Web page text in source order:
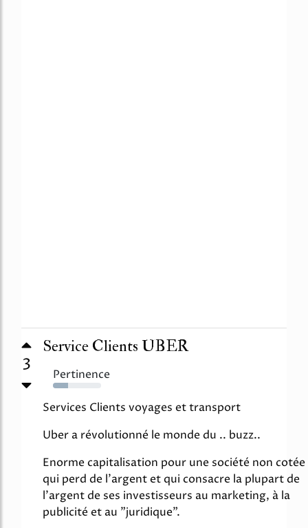
3
Service Clients UBER
Pertinence
31%
Services Clients voyages et transport
Uber a révolutionné le monde du .. buzz..
Enorme capitalisation pour une société non cotée
qui perd de l'argent et qui consacre la plupart de
l'argent de ses investisseurs au marketing, à la
publicité et au "juridique".